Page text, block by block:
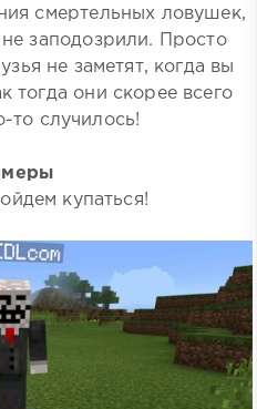
смертельных ловушек,
заподозрили. Просто
не заметят, когда вы
тогда они скорее всего
то случилось!
купаться!